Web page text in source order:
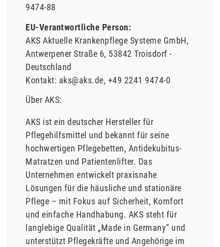
9474-88
EU-Verantwortliche Person:
AKS Aktuelle Krankenpflege Systeme GmbH
Antwerpener Straße 6 53842 Troisdorf
Deutschland
Kontakt: aks@aks.de +49 2241 9474-0
Über AKS:
AKS ist ein deutscher Hersteller für
Pflegehilfsmittel und bekannt für seine
hochwertigen Pflegebetten, Antidekubitus-
Matratzen und Patientenlifter. Das
Unternehmen entwickelt praxisnahe
Lösungen für die häusliche und stationäre
Pflege – mit Fokus auf Sicherheit, Komfort
und einfache Handhabung. AKS steht für
langlebige Qualität „Made in Germany“ und
unterstützt Pflegekräfte und Angehörige im